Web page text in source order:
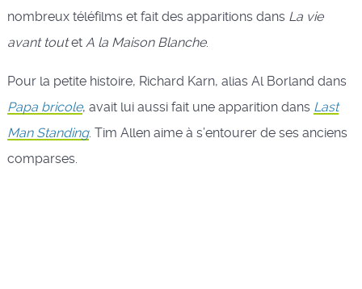
nombreux téléfilms et fait des apparitions dans La vie
avant toutet A la Maison Blanche.
Pour la petite histoire, Richard Karn, alias Al Borland dans
Papa bricole, avait lui aussi fait une apparition dans Last
Man Standing. Tim Allen aime à s’entourer de ses anciens
comparses.